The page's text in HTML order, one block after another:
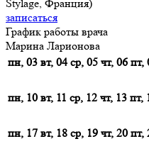
Stylage, Франция)
записаться
График работы врача
Марина Ларионова
пн, 03 вт, 04 ср, 05 чт, 06 пт,
пн, 10 вт, 11 ср, 12 чт, 13 пт,
пн, 17 вт, 18 ср, 19 чт, 20 пт,